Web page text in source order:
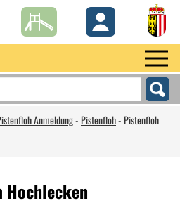
Anmeldung-Pistenfloh-Pistenfloh
Hochlecken